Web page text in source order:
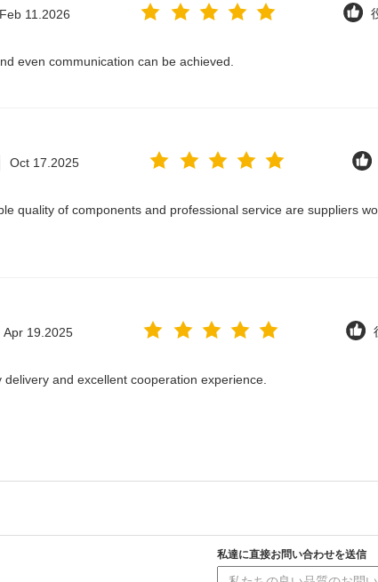
Feb 11.2026
even communication can be achieved.
Oct 17.2025
quality of components and professional service are suppliers
Apr 19.2025
and excellent cooperation experience.
私達に直接お問い合わせを送信